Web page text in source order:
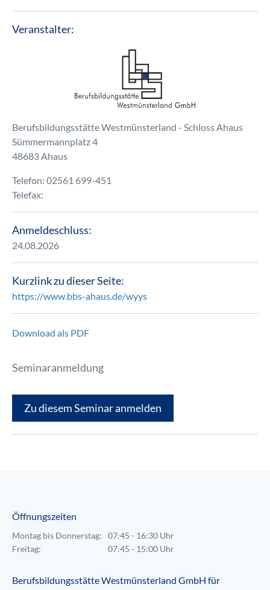
Veranstalter:
Berufsbildungsstätte Westmünsterland - Schloss Ahaus
Sümmermannplatz 4
48683 Ahaus
Telefon: 02561 699-451
Telefax:
Anmeldeschluss:
24.08.2026
Kurzlink zu dieser Seite:
https://www.bbs-ahaus.de/wyys
Download als PDF
Seminaranmeldung
Zu diesem Seminar anmelden
Öffnungszeiten
Montag bis Donnerstag:
07:45 - 16:30 Uhr
Freitag:
07:45 - 15:00 Uhr
Berufsbildungsstätte Westmünsterland GmbH für